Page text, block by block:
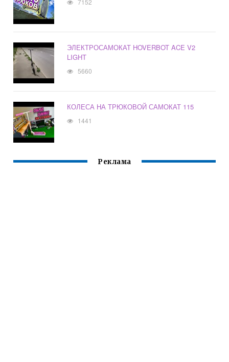
7152
ЭЛЕКТРОСАМОКАТ HOVERBOT ACE V2
LIGHT
5660
КОЛЕСА НА ТРЮКОВОЙ САМОКАТ 115
1441
Реклама